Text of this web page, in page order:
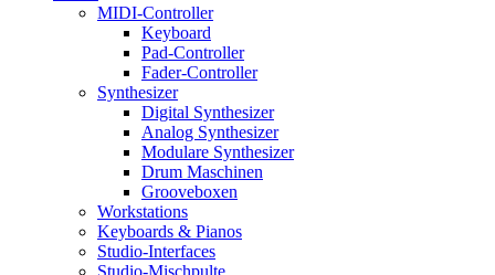
MIDI-Controller
Keyboard
Pad-Controller
Fader-Controller
Synthesizer
Digital Synthesizer
Analog Synthesizer
Modulare Synthesizer
Drum Maschinen
Grooveboxen
Workstations
Keyboards & Pianos
Studio-Interfaces
Studio-Mischpulte